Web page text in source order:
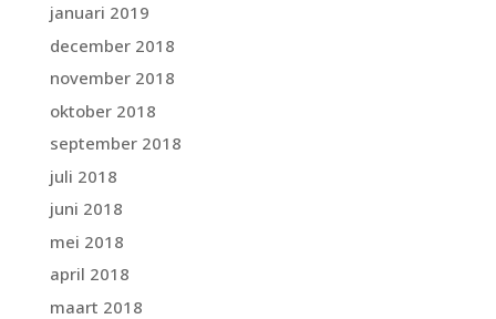
januari 2019
december 2018
november 2018
oktober 2018
september 2018
juli 2018
juni 2018
mei 2018
april 2018
maart 2018